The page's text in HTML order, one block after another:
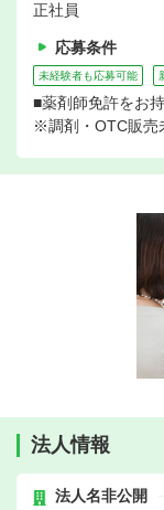
正社員
応募条件
未経験者も応募可能
■薬剤師免許をお
※調剤・OTC販売
法人情報
法人名非公開